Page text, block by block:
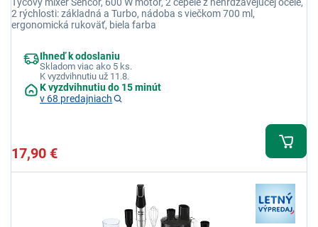
Tyčový mixér Sencor, 600 W motor, 2 čepele z nehrdzavejúcej ocele,
2 rýchlosti: základná a Turbo, nádoba s viečkom 700 ml,
ergonomická rukoväť, biela farba
Ihneď k odoslaniu
Skladom viac ako 5 ks.
K vyzdvihnutiu už 11.8.
K vyzdvihnutiu do 15 minút
v 68 predajniach
17,90 €